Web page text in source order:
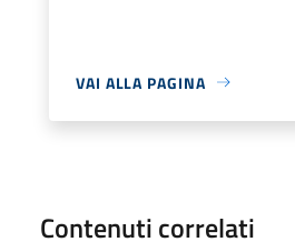
VAI ALLA PAGINA
Contenuti correlati